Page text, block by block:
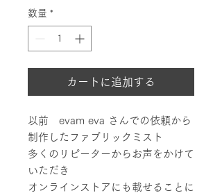
数量 *
カートに追加する
以前 evam eva さんでの依頼から
制作したファブリックミスト
多くのリピーターからお声をかけて
いただき
オンラインストアにも載せることに